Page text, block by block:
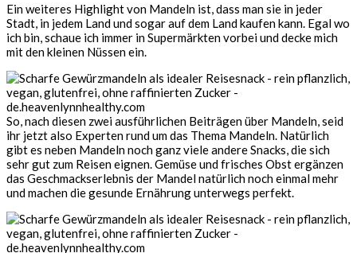
Ein weiteres Highlight von Mandeln ist, dass man sie in jeder
Stadt, in jedem Land und sogar auf dem Land kaufen kann. Egal wo
ich bin, schaue ich immer in Supermärkten vorbei und decke mich
mit den kleinen Nüssen ein.
So, nach diesen zwei ausführlichen Beiträgen über Mandeln, seid
ihr jetzt also Experten rund um das Thema Mandeln. Natürlich
gibt es neben Mandeln noch ganz viele andere Snacks, die sich
sehr gut zum Reisen eignen. Gemüse und frisches Obst ergänzen
das Geschmackserlebnis der Mandel natürlich noch einmal mehr
und machen die gesunde Ernährung unterwegs perfekt.